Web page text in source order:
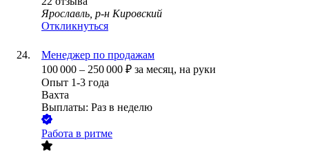
Ярославль, р-н Кировский
Откликнуться
Менеджер по продажам
100 000 – 250 000 ₽ за месяц, на руки
Опыт 1-3 года
Вахта
Выплаты: Раз в неделю
Работа в ритме